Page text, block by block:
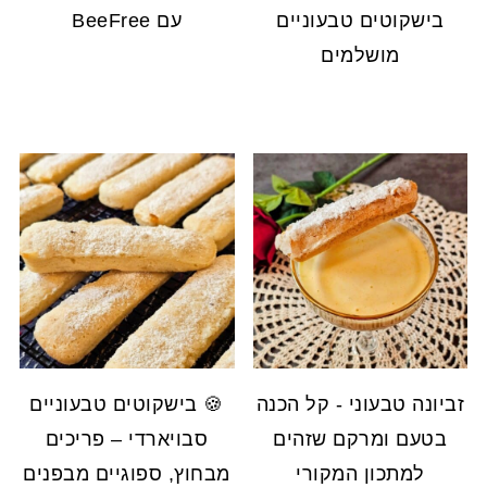
בישקוטים טבעוניים
מושלמים
עם BeeFree
זביונה טבעוני - קל הכנה
בטעם ומרקם שזהים
למתכון המקורי
🍪 בישקוטים טבעוניים
סבויארדי – פריכים
מבחוץ, ספוגיים מבפנים